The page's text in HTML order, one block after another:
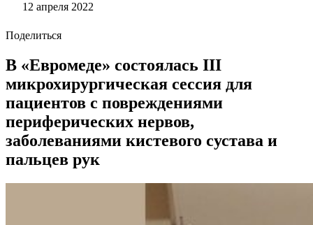
12 апреля 2022
Поделиться
В «Евромеде» состоялась III
микрохирургическая сессия для
пациентов с повреждениями
периферических нервов,
заболеваниями кистевого сустава и
пальцев рук